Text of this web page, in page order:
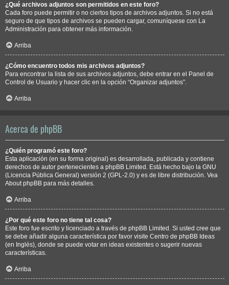
¿Qué archivos adjuntos son permitidos en este foro?
Cada foro puede permitir o no ciertos tipos de archivos adjuntos. Si no está
seguro de que tipos de archivos se pueden cargar, comuníquese con La
Administración para obtener más información.
Arriba
¿Cómo encuentro todos mis archivos adjuntos?
Para encontrar la lista de sus archivos adjuntos, debe entrar en el Panel de
Control de Usuario y hacer clic en la opción “Organizar adjuntos”.
Arriba
Acerca de phpBB
¿Quién programó este foro?
Esta aplicación (en su forma original) es desarrollada, publicada y contiene
derechos de autor pertenecientes a phpBB Limited . Está hecho bajo la GNU
(Licencia Pública General) versión 2 (GPL-2.0) y es de libre distribución. Vea
About phpBB para más detalles.
Arriba
¿Por qué este foro no tiene tal cosa?
Este foro fue escrito y licenciado a través de phpBB Limited. Si usted cree que
se debe añadir alguna característica por favor visite Centro de phpBB Ideas
(en Inglés), donde se puede votar en ideas existentes o sugerir nuevas
características.
Arriba